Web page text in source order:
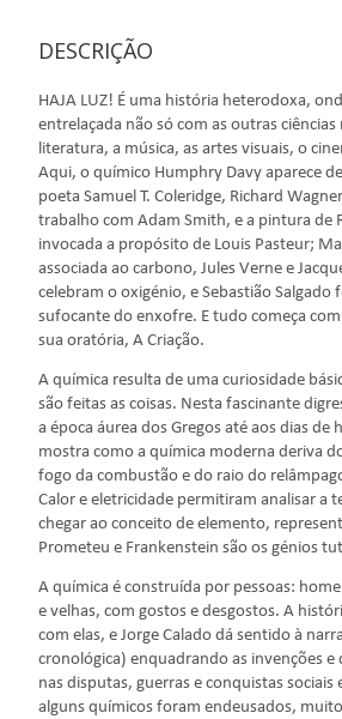
DESCRIÇÃO
HAJA LUZ! É uma história heterodoxa,
entrelaçada não só com as outras
literatura, a música, as artes visuais, o
Aqui, o químico Humphry Davy aparece
poeta Samuel T. Coleridge, Richard
trabalho com Adam Smith, e a pintura de
invocada a propósito de Louis Pasteur;
associada ao carbono, Jules Verne e
celebram o oxigénio, e Sebastião Salgado
sufocante do enxofre. E tudo começa com
sua oratória, A Criação.
A química resulta de uma curiosidade
são feitas as coisas. Nesta fascinante
a época áurea dos Gregos até aos dias de
mostra como a química moderna deriva
fogo da combustão e do raio do
Calor e eletricidade permitiram analisar a
chegar ao conceito de elemento,
Prometeu e Frankenstein são os génios
A química é construída por pessoas:
e velhas, com gostos e desgostos. A
com elas, e Jorge Calado dá sentido à
cronológica) enquadrando as invenções e
nas disputas, guerras e conquistas
alguns químicos foram endeusados,